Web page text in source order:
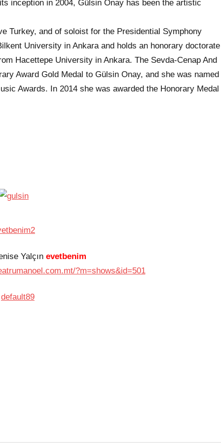
inception in 2004, Gülsin Onay has been the artistic
Turkey, and of soloist for the Presidential Symphony
University in Ankara and holds an honorary doctorate
Hacettepe University in Ankara. The Sevda-Cenap And
Award Gold Medal to Gülsin Onay, and she was named
Awards. In 2014 she was awarded the Honorary Medal
Yalçın evetbenim
?m=shows&id=501